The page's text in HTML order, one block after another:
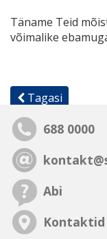
Täname Teid
võimalike
Tagasi
688 0000
Abi
Kontaktid